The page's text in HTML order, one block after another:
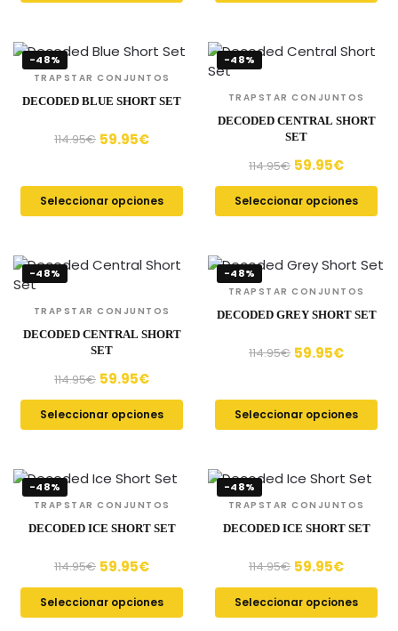
-48%
TRAPSTAR CONJUNTOS
DECODED BLUE SHORT SET
114.95€ 59.95€
Seleccionar opciones
-48%
TRAPSTAR CONJUNTOS
DECODED CENTRAL SHORT
SET
114.95€ 59.95€
Seleccionar opciones
-48%
TRAPSTAR CONJUNTOS
DECODED CENTRAL SHORT
SET
114.95€ 59.95€
Seleccionar opciones
-48%
TRAPSTAR CONJUNTOS
DECODED GREY SHORT SET
114.95€ 59.95€
Seleccionar opciones
-48%
TRAPSTAR CONJUNTOS
DECODED ICE SHORT SET
114.95€ 59.95€
Seleccionar opciones
-48%
TRAPSTAR CONJUNTOS
DECODED ICE SHORT SET
114.95€ 59.95€
Seleccionar opciones